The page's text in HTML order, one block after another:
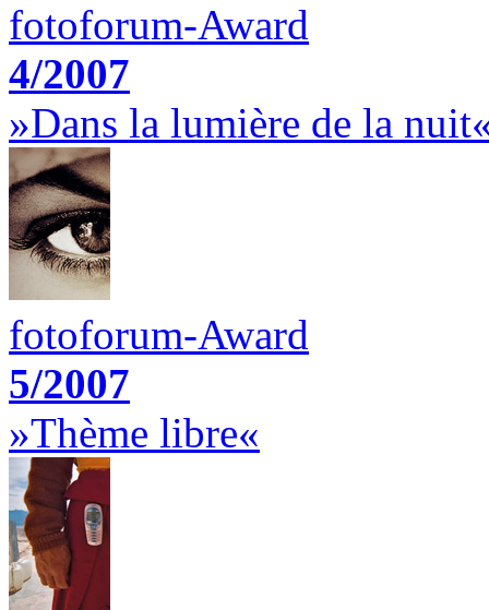
fotoforum-Award
4/2007
»Dans la lumière de la
fotoforum-Award
5/2007
»Thème libre«